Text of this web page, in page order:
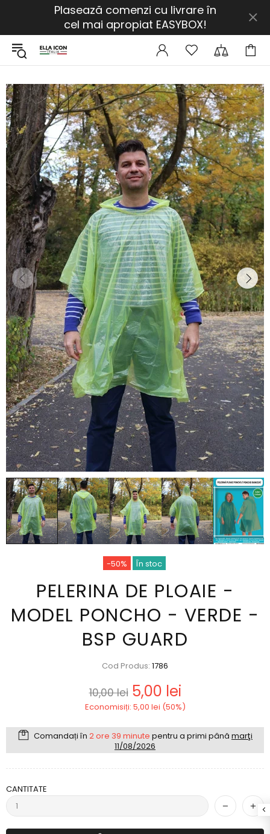
Plasează comenzi cu livrare în
cel mai apropiat EASYBOX!
-50% În stoc
PELERINA DE PLOAIE -
MODEL PONCHO - VERDE -
BSP GUARD
Cod Produs: 1786
10,00 lei 5,00 lei
Economisiți: 5,00 lei (50%)
Comandați în 2 ore 39 minute pentru a primi până marţi
11/08/2026
CANTITATE